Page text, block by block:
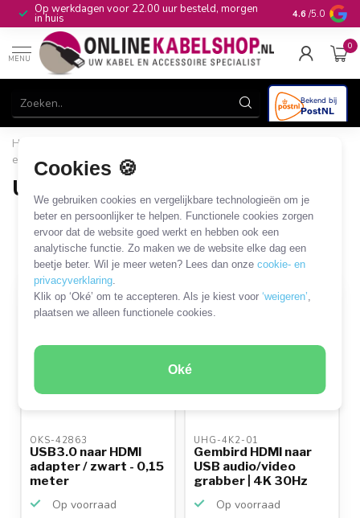
Cookies 🍪
We gebruiken cookies en vergelijkbare technologieën om je
beter en persoonlijker te helpen. Functionele cookies zorgen
ervoor dat de website goed werkt en hebben ook een
analytische functie. Zo maken we de website elke dag een
beetje beter. Wil je meer weten? Lees dan onzecookie- en
privacyverklaring.
Klik op ‘Oké’ om te accepteren. Als je kiest voor‘weigeren’,
plaatsen we alleen functionele cookies.
Oké
Op werkdagen voor 22.00 uur besteld, morgen
in huis 10+jaar
4.6 /5.0
MENU
0
Home
en adapters
USB-A - HDMI kabels en adapters
USB-A - HDMI kabels en adapters
3 PRODUCTEN
Filters SORTEER OP
OKS-42863
USB3.0 naar HDMI
adapter / zwart - 0,15
meter
Op voorraad
UHG-4K2-01
Gembird HDMI naar
USB audio/video
grabber | 4K 30Hz
Op voorraad